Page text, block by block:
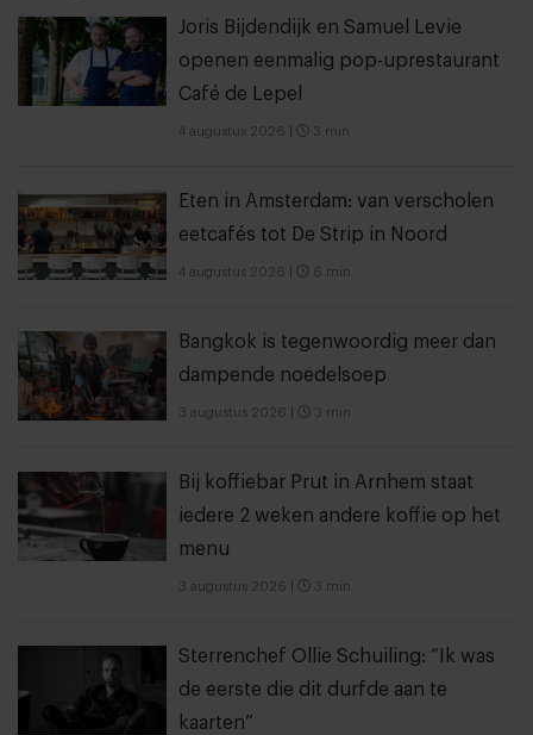
Joris Bijdendijk en Samuel Levie
openen eenmalig pop-uprestaurant
Café de Lepel
4 augustus 2026 3 min
Eten in Amsterdam: van verscholen
eetcafés tot De Strip in Noord
4 augustus 2026 6 min
Bangkok is tegenwoordig meer dan
dampende noedelsoep
3 augustus 2026 3 min
Bij koffiebar Prut in Arnhem staat
iedere 2 weken andere koffie op het
menu
3 augustus 2026 3 min
Sterrenchef Ollie Schuiling: “Ik was
de eerste die dit durfde aan te
kaarten”